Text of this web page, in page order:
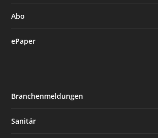
Abo
ePaper
Branchenmeldungen
Sanitär